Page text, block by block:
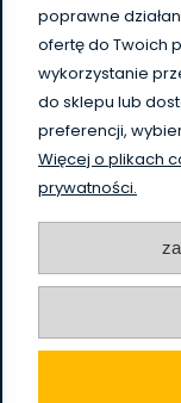
WysokiSklad.pl
poprawne
ofertę do Twoich
wykorzystanie
do sklepu lub
preferencji,
Więcej o plikach
prywatności.